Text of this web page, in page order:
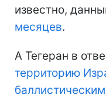
известно,
месяцев.
А Тегеран в
территорию